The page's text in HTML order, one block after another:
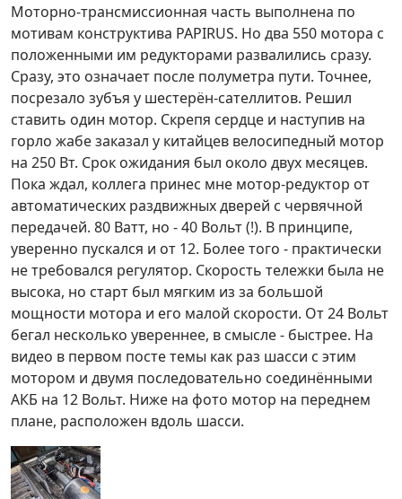
Моторно-трансмиссионная часть выполнена по
мотивам конструктива PAPIRUS. Но два 550 мотора с
положенными им редукторами развалились сразу.
Сразу, это означает после полуметра пути. Точнее,
посрезало зубъя у шестерён-сателлитов. Решил
ставить один мотор. Скрепя сердце и наступив на
горло жабе заказал у китайцев велосипедный мотор
на 250 Вт. Срок ожидания был около двух месяцев.
Пока ждал, коллега принес мне мотор-редуктор от
автоматических раздвижных дверей с червячной
передачей. 80 Ватт, но - 40 Вольт (!). В принципе,
уверенно пускался и от 12. Более того - практически
не требовался регулятор. Скорость тележки была не
высока, но старт был мягким из за большой
мощности мотора и его малой скорости. От 24 Вольт
бегал несколько увереннее, в смысле - быстрее. На
видео в первом посте темы как раз шасси с этим
мотором и двумя последовательно соединёнными
АКБ на 12 Вольт. Ниже на фото мотор на переднем
плане, расположен вдоль шасси.